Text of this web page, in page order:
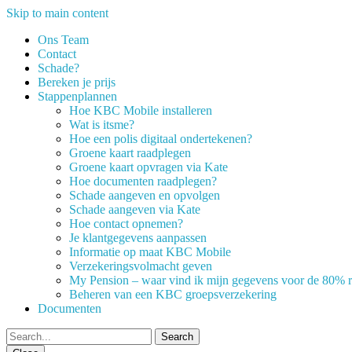
Skip to main content
Ons Team
Contact
Schade?
Bereken je prijs
Stappenplannen
Hoe KBC Mobile installeren
Wat is itsme?
Hoe een polis digitaal ondertekenen?
Groene kaart raadplegen
Groene kaart opvragen via Kate
Hoe documenten raadplegen?
Schade aangeven en opvolgen
Schade aangeven via Kate
Hoe contact opnemen?
Je klantgegevens aanpassen
Informatie op maat KBC Mobile
Verzekeringsvolmacht geven
My Pension – waar vind ik mijn gegevens voor de 80%
Beheren van een KBC groepsverzekering
Documenten